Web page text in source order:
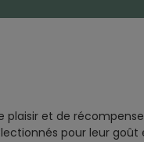
et de
pour leur goût